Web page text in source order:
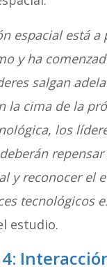
espacial está a
y ha
salgan
la cima de la
los
y reconocer el
tecnológicos
estudio.